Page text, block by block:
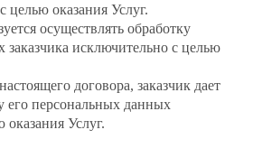
целью оказания Услуг.
осуществлять обработку
исключительно с целью
договора, заказчик дает
его персональных данных
Услуг.